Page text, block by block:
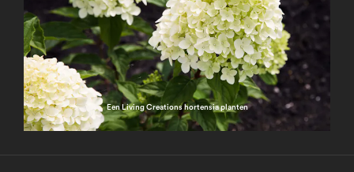
Een Living Creations hortensia planten